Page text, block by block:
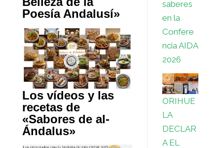
Poesía Andalusí»
Los vídeos y las
recetas de
«Sabores de al-
Ándalus»
saberes
en la
Confere
ncia AIDA
2026
ORIHUE
LA
DECLAR
A EL